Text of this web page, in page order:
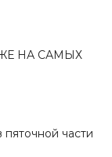
НА САМЫХ
части